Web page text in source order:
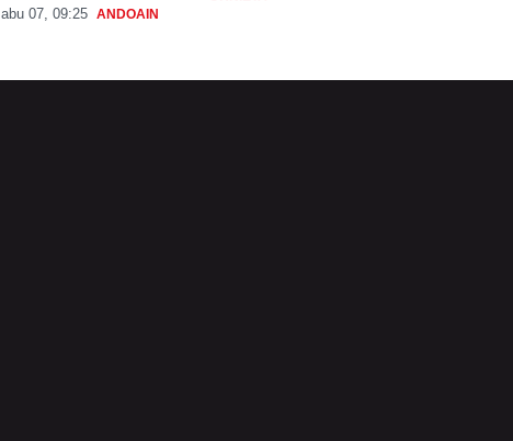
abu 07, 09:25 ANDOAIN